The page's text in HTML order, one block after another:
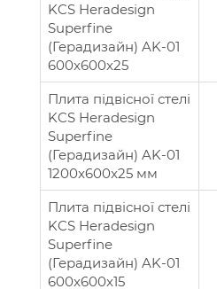
KCS Heradesign
Superfine
(Герадизайн) AK-01
600x600x25
Плита підвісної стелі
KCS Heradesign
Superfine
(Герадизайн) AK-01
1200x600x25 мм
Плита підвісної стелі
KCS Heradesign
Superfine
(Герадизайн) AK-01
600x600x15